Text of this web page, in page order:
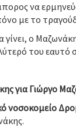
να
με το
γίνει, ο
του εαυτό
για Γιώργο
νοσοκομείο